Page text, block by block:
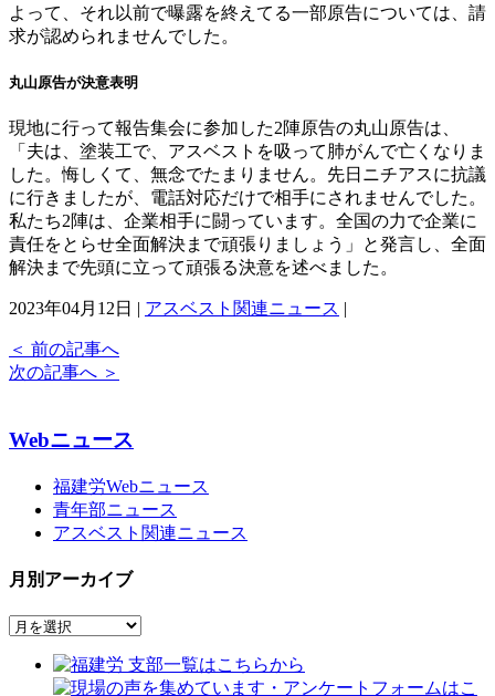
よって、それ以前で曝露を終えてる一部原告については、請
求が認められませんでした。
丸山原告が決意表明
現地に行って報告集会に参加した2陣原告の丸山原告は、
「夫は、塗装工で、アスベストを吸って肺がんで亡くなりま
した。悔しくて、無念でたまりません。先日ニチアスに抗議
に行きましたが、電話対応だけで相手にされませんでした。
私たち2陣は、企業相手に闘っています。全国の力で企業に
責任をとらせ全面解決まで頑張りましょう」と発言し、全面
解決まで先頭に立って頑張る決意を述べました。
2023年04月12日 | アスベスト関連ニュース |
＜ 前の記事へ
次の記事へ ＞
Webニュース
福建労Webニュース
青年部ニュース
アスベスト関連ニュース
月別アーカイブ